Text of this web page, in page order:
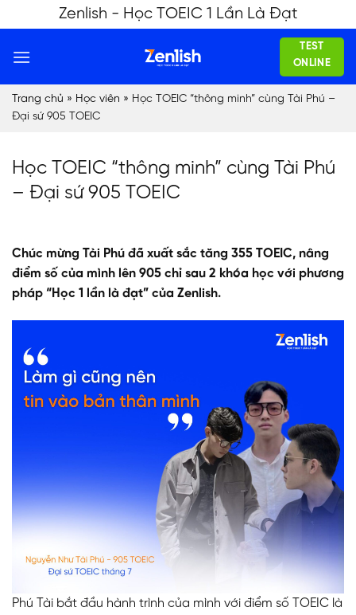
to
content
Zenlish - Học TOEIC 1 Lần Là Đạt
TEST
ONLINE
Trang chủ » Học viên » Học TOEIC “thông minh” cùng Tài Phú –
Đại sứ 905 TOEIC
Học TOEIC “thông minh” cùng Tài Phú
– Đại sứ 905 TOEIC
Chúc mừng Tài Phú đã xuất sắc tăng 355 TOEIC, nâng
điểm số của mình lên 905 chỉ sau 2 khóa học với phương
pháp “Học 1 lần là đạt” của Zenlish.
Phú Tài bắt đầu hành trình của mình với điểm số TOEIC là